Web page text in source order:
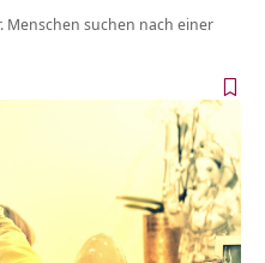
Menschen suchen nach einer